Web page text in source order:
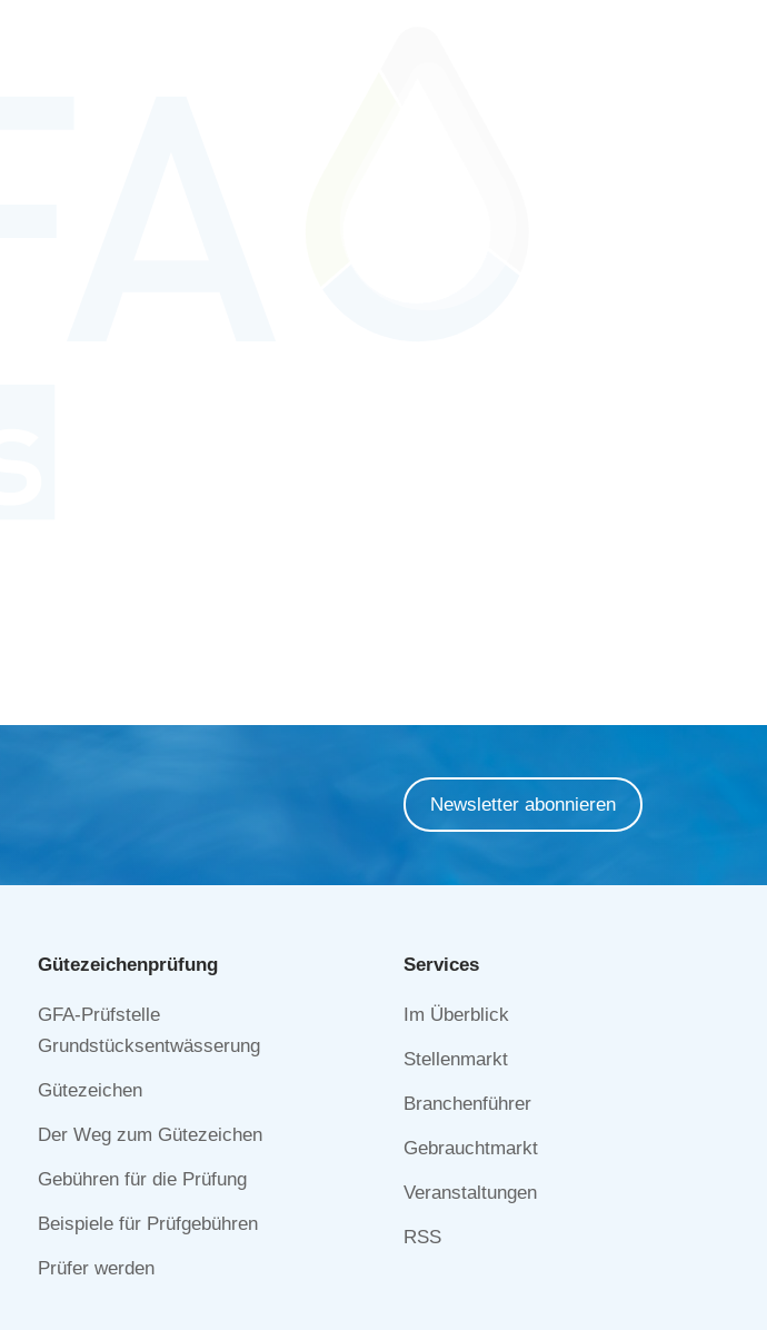
Newsletter abonnieren
Gütezeichen­prüfung
Navigation
überspringen
GFA-Prüfstelle
Grundstücksentwässerung
Gütezeichen
Der Weg zum Gütezeichen
Gebühren für die Prüfung
Beispiele für Prüfgebühren
Prüfer werden
Services
Navigation
Im Überblick
Stellenmarkt
Branchenführer
Gebrauchtmarkt
Veranstaltungen
RSS